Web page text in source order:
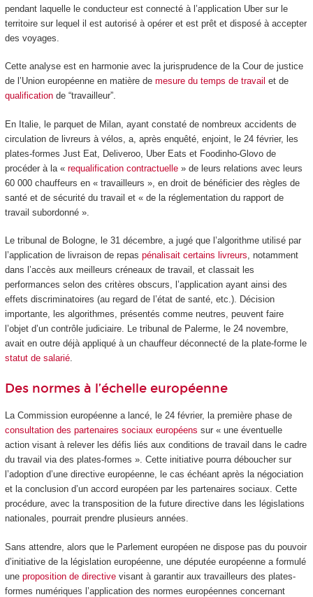
pendant laquelle le conducteur est connecté à l’application Uber sur le
territoire sur lequel il est autorisé à opérer et est prêt et disposé à accepter
des voyages.
Cette analyse est en harmonie avec la jurisprudence de la Cour de justice
de l’Union européenne en matière de mesure du temps de travail et de
qualificationde “travailleur”.
En Italie, le parquet de Milan, ayant constaté de nombreux accidents de
circulation de livreurs à vélos, a, après enquêté, enjoint, le 24 février, les
plates-formes Just Eat, Deliveroo, Uber Eats et Foodinho-Glovo de
procéder à la « requalification contractuelle» de leurs relations avec leurs
60 000 chauffeurs en « travailleurs », en droit de bénéficier des règles de
santé et de sécurité du travail et « de la réglementation du rapport de
travail subordonné ».
Le tribunal de Bologne, le 31 décembre, a jugé que l’algorithme utilisé par
l’application de livraison de repas pénalisait certains livreurs, notamment
dans l’accès aux meilleurs créneaux de travail, et classait les
performances selon des critères obscurs, l’application ayant ainsi des
effets discriminatoires (au regard de l’état de santé, etc.). Décision
importante, les algorithmes, présentés comme neutres, peuvent faire
l’objet d’un contrôle judiciaire. Le tribunal de Palerme, le 24 novembre,
avait en outre déjà appliqué à un chauffeur déconnecté de la plate-forme le
statut de salarié.
Des normes à l’échelle européenne
La Commission européenne a lancé, le 24 février, la première phase de
consultation des partenaires sociaux européens sur « une éventuelle
action visant à relever les défis liés aux conditions de travail dans le cadre
du travail via des plates-formes ». Cette initiative pourra déboucher sur
l’adoption d’une directive européenne, le cas échéant après la négociation
et la conclusion d’un accord européen par les partenaires sociaux. Cette
procédure, avec la transposition de la future directive dans les législations
nationales, pourrait prendre plusieurs années.
Sans attendre, alors que le Parlement européen ne dispose pas du pouvoir
d’initiative de la législation européenne, une députée européenne a formulé
une proposition de directivevisant à garantir aux travailleurs des plates-
formes numériques l’application des normes européennes concernant